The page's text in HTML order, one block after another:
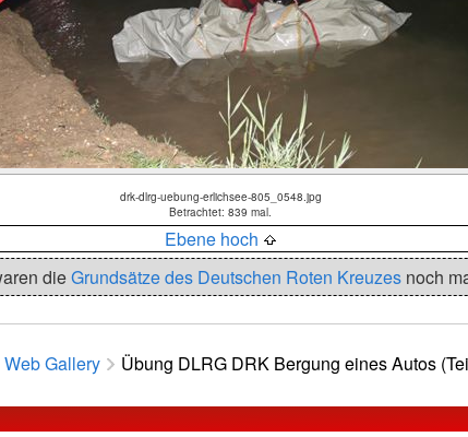
drk-dlrg-uebung-erlichsee-805_0548.jpg
Betrachtet: 839 mal.
Ebene hoch
dieGrundsätze des Deutschen Roten Kreuzesnoch
Web Gallery Übung DLRG DRK Bergung eines Autos